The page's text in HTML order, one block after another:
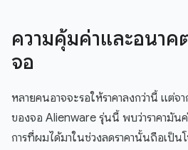
ความคุ้มค่าและอนาค
จอ
หลายคนอาจจะรอให้ราคาลงกว่านี้ แต่จา
ของจอ Alienware รุ่นนี้ พบว่าราคามัน
การที่ผมได้มาในช่วงลดราคานั้นถือเป็น